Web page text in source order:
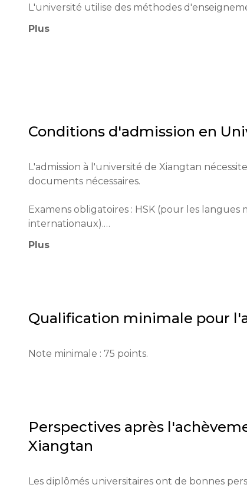
L'université utilise des méthodes
recherche approfondie et des travaux
Plus
Conditions d'admission en
L'admission à l'université de Xiangtan
documents nécessaires.
Examens obligatoires : HSK (pour les
internationaux).
Âge minimum : 18 ans.
Qualifications éducatives : bonnes notes
Documents requis : lettres de
Conditions financières : un justificatif de fonds
Dates limites de candidature : début - 1er
Tests ou entretiens : des entretiens peuvent
Plus
Qualification minimale pour
Note minimale : 75 points.
Perspectives après
Xiangtan
Les diplômés universitaires ont de bonnes